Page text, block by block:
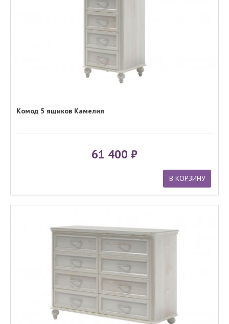
Комод 5 ящиков Камелия
61 400
В КОРЗИНУ